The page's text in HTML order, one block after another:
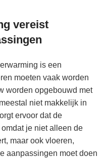
vereist
is een
moeten vaak worden
worden opgebouwd met
niet makkelijk in
ervoor dat de
je niet alleen de
maar ook vloeren,
aanpassingen moet doen